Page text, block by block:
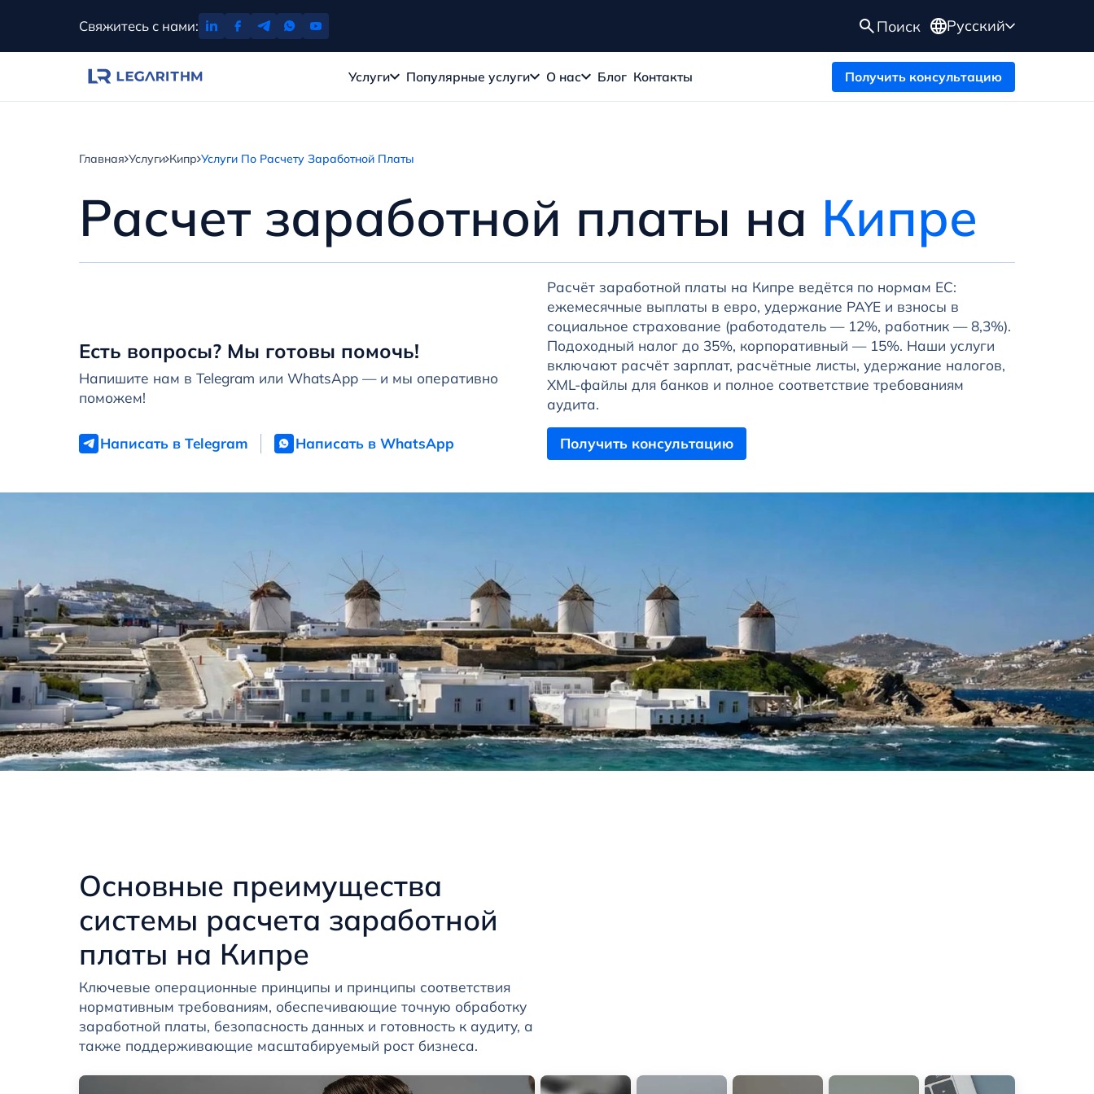
Свяжитесь с нами: Поиск Русский
Услуги Популярные услуги О нас Блог Контакты Получить консультацию
Главная Услуги Кипр Услуги По Расчету Заработной Платы
Расчет заработной платы на Кипре
Есть вопросы? Мы готовы помочь!
Напишите нам в Telegram или WhatsApp — и мы оперативно
поможем!
Написать в Telegram Написать в WhatsApp
Расчёт заработной платы на Кипре ведётся по нормам ЕС:
ежемесячные выплаты в евро, удержание PAYE и взносы в
социальное страхование (работодатель — 12%, работник — 8,3%).
Подоходный налог до 35%, корпоративный — 15%. Наши услуги
включают расчёт зарплат, расчётные листы, удержание налогов,
XML-файлы для банков и полное соответствие требованиям
аудита.
Получить консультацию
Основные преимущества
системы расчета заработной
платы на Кипре
Ключевые операционные принципы и принципы соответствия
нормативным требованиям, обеспечивающие точную обработку
заработной платы, безопасность данных и готовность к аудиту, а
также поддерживающие масштабируемый рост бизнеса.